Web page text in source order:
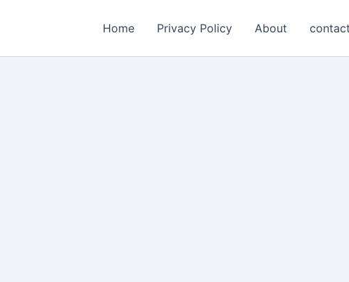
Home Privacy Policy About contact